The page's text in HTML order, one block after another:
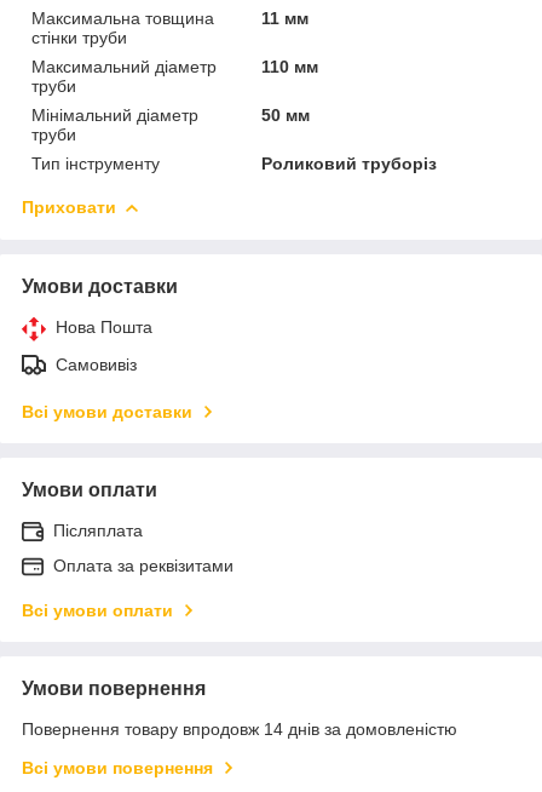
Максимальна товщина
стінки труби
11 мм
Максимальний діаметр
труби
110 мм
Мінімальний діаметр
труби
50 мм
Тип інструменту Роликовий труборіз
Приховати
Умови доставки
Нова Пошта
Самовивіз
Всі умови доставки
Умови оплати
Післяплата
Оплата за реквізитами
Всі умови оплати
Умови повернення
Повернення товару впродовж 14 днів за домовленістю
Всі умови повернення